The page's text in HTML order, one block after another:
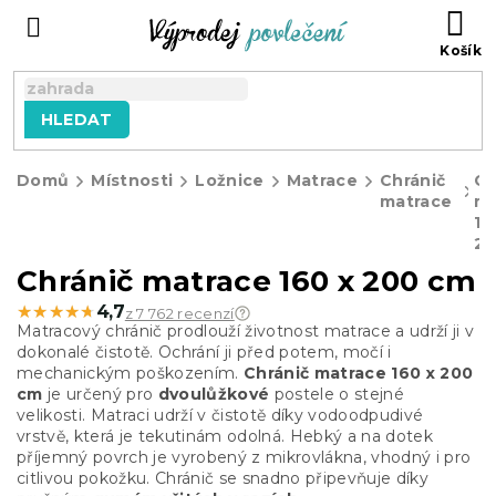
HLEDAT
Domů Místnosti Ložnice Matrace
Chránič
matrace
Chránič matrace 160 x 200 cm
★★★★★
★★★★★ 4,7z 7 762 recenzí
Matracový chránič prodlouží životnost matrace a udrží ji v
dokonalé čistotě. Ochrání ji před potem, močí i
mechanickým poškozením. Chránič matrace 160 x 200
cm je určený pro dvoulůžkové postele o stejné
velikosti. Matraci udrží v čistotě díky vodoodpudivé
vrstvě, která je tekutinám odolná. Hebký a na dotek
příjemný povrch je vyrobený z mikrovlákna, vhodný i pro
citlivou pokožku. Chránič se snadno připevňuje díky